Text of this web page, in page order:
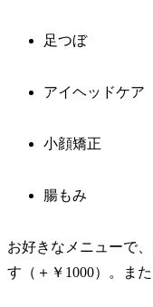
足つぼ
アイヘッドケア
小顔矯正
腸もみ
お好きなメニューで
す（＋￥1000）。ま